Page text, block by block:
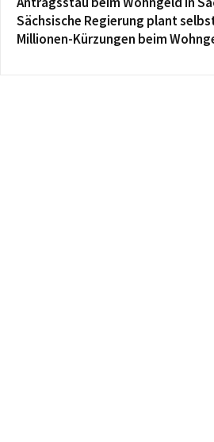
Sächsische Regierung plant
Millionen-Kürzungen beim